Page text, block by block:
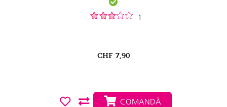
1
CHF 7,90
COMANDĂ